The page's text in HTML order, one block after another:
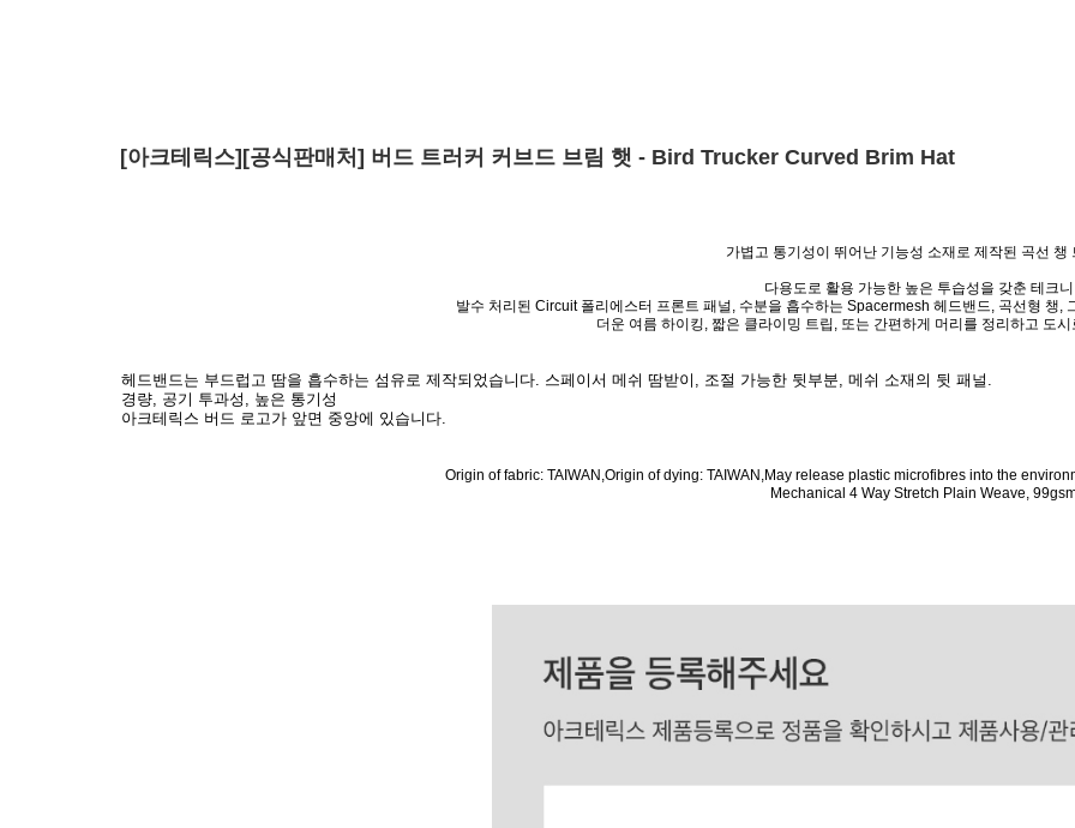
[아크테릭스][공식판매처] 버드 트러커 커브드 브림 햇 - Bird Trucker Curved Brim Hat
가볍고 통기성이 뛰어난 기능성 소재로 제작된 곡선 챙
다용도로 활용 가능한 높은 투습성을 갖춘 테크
발수 처리된 Circuit 폴리에스터 프론트 패널, 수분을 흡수하는 Spacermesh 헤드밴드, 곡선형 챙
더운 여름 하이킹, 짧은 클라이밍 트립, 또는 간편하게 머리를 정리하고 도
헤드밴드는 부드럽고 땀을 흡수하는 섬유로 제작되었습니다. 스페이서 메쉬 땀받이, 조절 가능한 뒷부분, 메쉬 소재의 뒷 패널.
경량, 공기 투과성, 높은 통기성
아크테릭스 버드 로고가 앞면 중앙에 있습니다.
Origin of fabric: TAIWAN,Origin of dying: TAIWAN,May release plastic microfibres into the
Mechanical 4 Way Stretch Plain Weave,